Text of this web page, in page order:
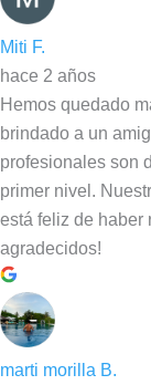
Miti F.
hace 2 años
Hemos quedado
brindado a un
profesionales son
primer nivel.
está feliz de haber
agradecidos!
marti morilla B.